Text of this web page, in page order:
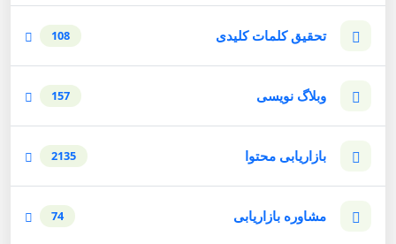
تحقیق کلمات کلیدی 108
وبلاگ نویسی 157
بازاریابی محتوا 2135
مشاوره بازاریابی 74